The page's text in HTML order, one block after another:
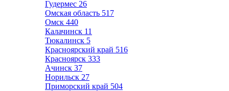
Гудермес 26
Омская область 517
Омск 440
Калачинск 11
Тюкалинск 5
Красноярский край 516
Красноярск 333
Ачинск 37
Норильск 27
Приморский край 504